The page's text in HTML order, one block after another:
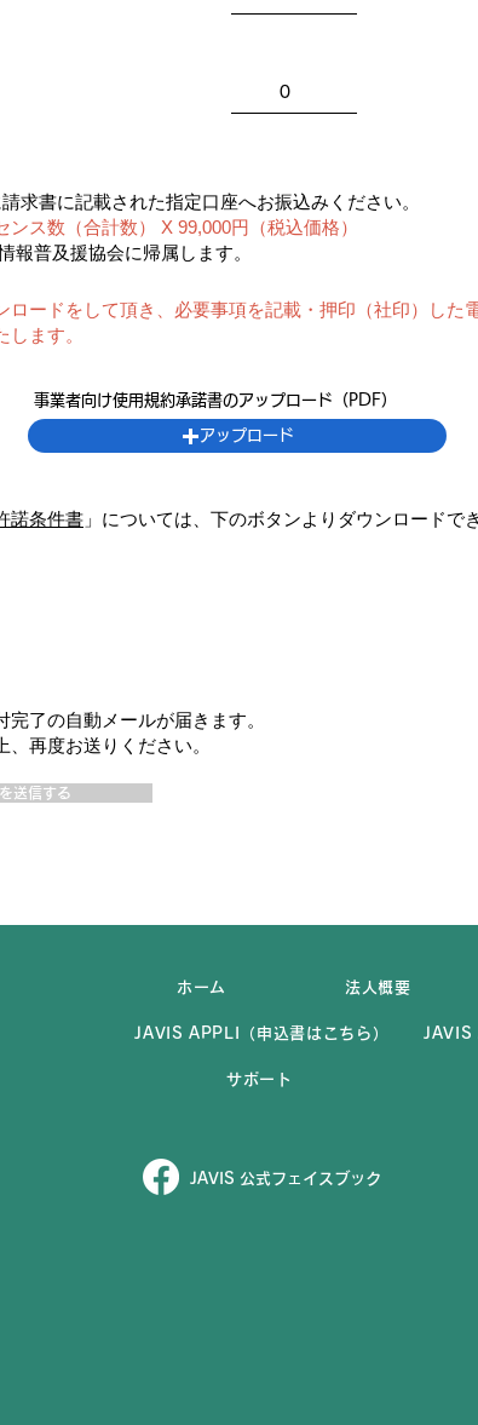
求書に記載された指定口座へお振込みください。
ス数（合計数） X 99,000円（税込価格）
普及援協会に帰属します。
ードをして頂き、必要事項を記載・押印（社印）した
ます。
事業者向け使用規約承諾書のアップロード（PDF）
アップロード
諾条件書 」については、下のボタンよりダウンロードで
了の自動メールが届きます。
再度お送りください。
送信する
ホーム 法人概要
JAVIS APPLI（申込書はこちら） JAVIS
サポート
JAVIS 公式フェイスブック